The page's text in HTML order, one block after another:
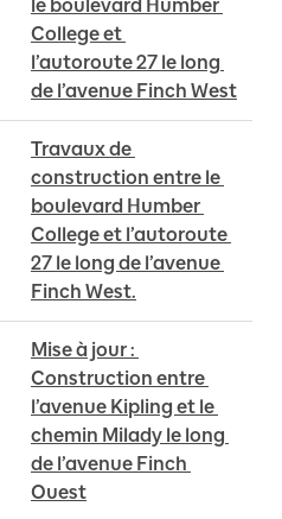
le boulevard Humber
College et
l’autoroute 27 le long
de l’avenue Finch West
Travaux de
construction entre le
boulevard Humber
College et l’autoroute
27 le long de l’avenue
Finch West.
Mise à jour :
Construction entre
l’avenue Kipling et le
chemin Milady le long
de l’avenue Finch
Ouest